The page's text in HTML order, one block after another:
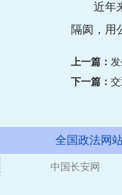
近年
隔阂，用
上一篇：
下一篇：
全国政法网
媒体
中国长安网